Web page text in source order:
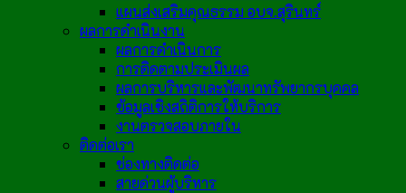
แผนส่งเสริมคุณธรรม อบจ.สุรินทร์
ผลการดำเนินงาน
ผลการดำเนินการ
การติดตามประเมินผล
ผลการบริหารและพัฒนาทรัพยากรบุคคล
ข้อมูลเชิงสถิติการให้บริการ
งานตรวจสอบภายใน
ติดต่อเรา
ช่องทางติดต่อ
สายด่วนผู้บริหาร